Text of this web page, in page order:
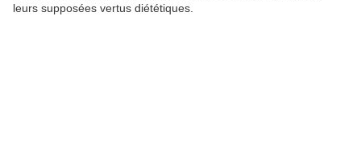
leurs supposées vertus diététiques.